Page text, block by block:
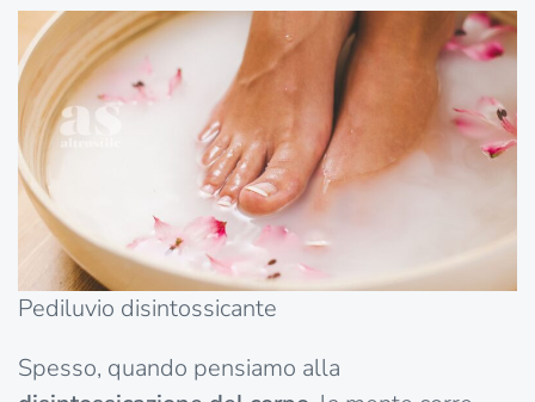
Pediluvio disintossicante
Spesso, quando pensiamo alla